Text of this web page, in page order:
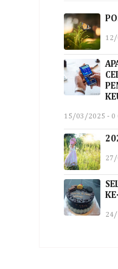
12/
15/03/2025 - 0
27/
24/